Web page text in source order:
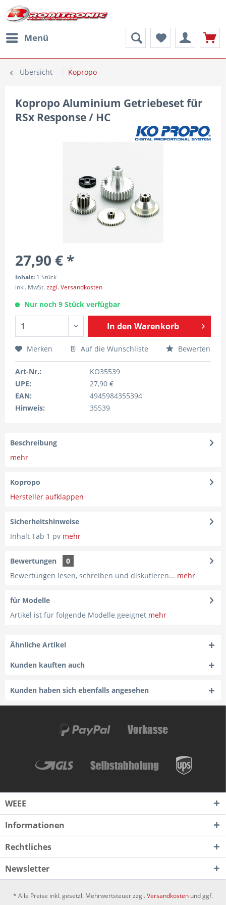
Menü
Übersicht Kopropo
Kopropo Aluminium Getriebeset für
RSx Response / HC
27,90 € *
Inhalt: 1 Stück
inkl. MwSt.zzgl. Versandkosten
Nur noch 9 Stück verfügbar
In den Warenkorb
Merken Auf die Wunschliste Bewerten
Art-Nr.:
KO35539
UPE:
27,90 €
EAN:
4945984355394
Hinweis:
35539
Beschreibung
mehr
Kopropo
Hersteller aufklappen
Sicherheitshinweise
Inhalt Tab 1 pv mehr
Bewertungen
0
Bewertungen lesen, schreiben und diskutieren... mehr
für Modelle
Artikel ist für folgende Modelle geeignet mehr
Ähnliche Artikel
Kunden kauften auch
Kunden haben sich ebenfalls angesehen
WEEE
Informationen
Rechtliches
Newsletter
* Alle Preise inkl. gesetzl. Mehrwertsteuer zzgl.Versandkosten und ggf.